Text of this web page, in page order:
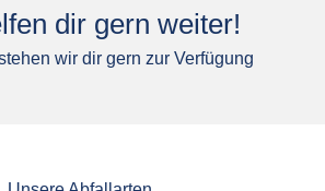
dir gern weiter!
wir dir gern zur Verfügung